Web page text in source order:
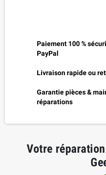
Paiement 100 %
PayPal
Livraison rapide ou
Garantie pièces &
réparations
Votre